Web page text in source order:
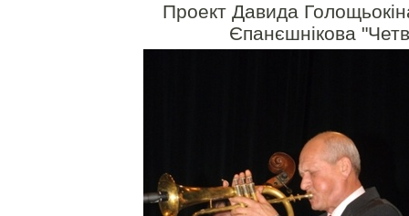
Проект Давида
Єпанєшнікова